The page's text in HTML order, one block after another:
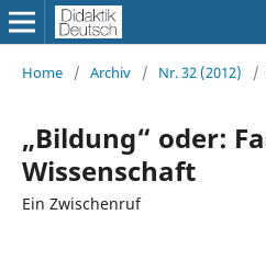
Home / Archiv / Nr. 32 (2012) /
„Bildung“ oder:
Wissenschaft
Ein Zwischenruf